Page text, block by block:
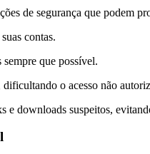
de segurança que podem
contas.
que possível.
o acesso não
downloads suspeitos,